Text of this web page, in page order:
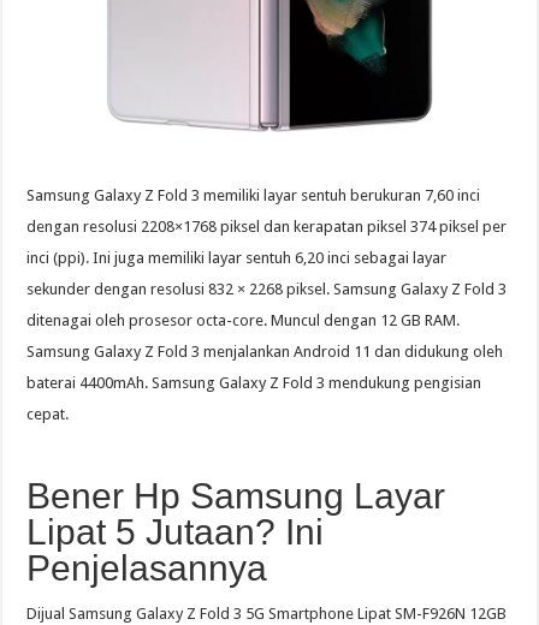
Samsung Galaxy Z Fold 3 memiliki layar sentuh berukuran 7,60 inci
dengan resolusi 2208×1768 piksel dan kerapatan piksel 374 piksel per
inci (ppi). Ini juga memiliki layar sentuh 6,20 inci sebagai layar
sekunder dengan resolusi 832 × 2268 piksel. Samsung Galaxy Z Fold 3
ditenagai oleh prosesor octa-core. Muncul dengan 12 GB RAM.
Samsung Galaxy Z Fold 3 menjalankan Android 11 dan didukung oleh
baterai 4400mAh. Samsung Galaxy Z Fold 3 mendukung pengisian
cepat.
Bener Hp Samsung Layar
Lipat 5 Jutaan? Ini
Penjelasannya
Dijual Samsung Galaxy Z Fold 3 5G Smartphone Lipat SM-F926N 12GB